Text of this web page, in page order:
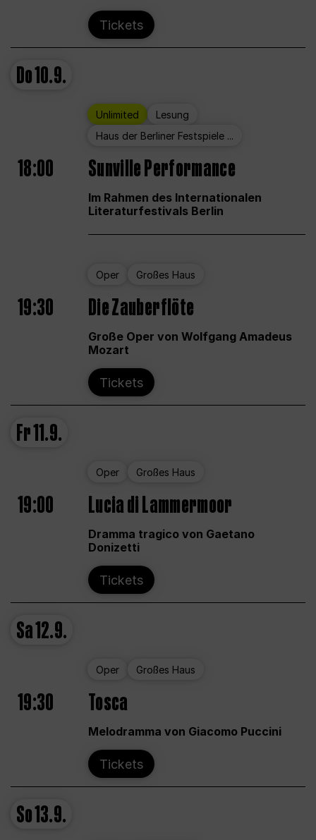
Tickets
Do10.9.
Unlimited
Lesung
Haus der Berliner Festspiele ...
18:00 Sunville Performance
Im Rahmen des Internationalen
Literaturfestivals Berlin
Oper Großes Haus
19:30 Die Zauberflöte
Große Oper von Wolfgang Amadeus
Mozart
Tickets
Fr11.9.
Oper Großes Haus
19:00 Lucia di Lammermoor
Dramma tragico von Gaetano
Donizetti
Tickets
Sa12.9.
Oper Großes Haus
19:30 Tosca
Melodramma von Giacomo Puccini
Tickets
So13.9.